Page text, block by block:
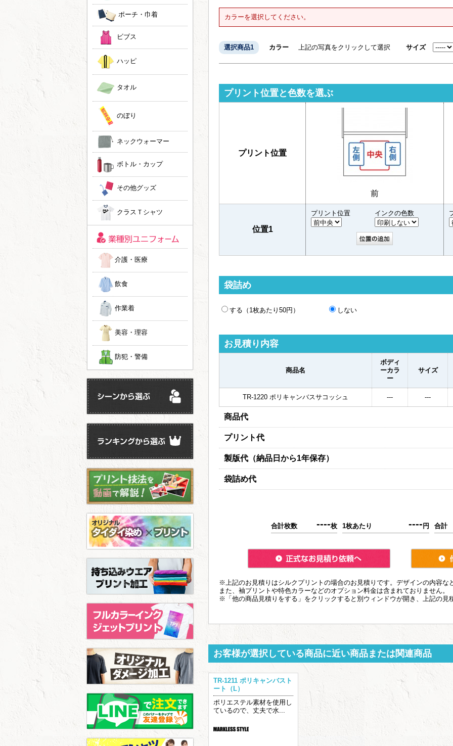
カラーを選択してください。
選択商品1 カラー 上記の写真をクリックして選択 サイズ
プリント位置と色数を選ぶ
プリント位置
前
位置1
プリント位置 インクの色数
袋詰め
する（1枚あたり50円） しない
お見積り内容
商品名
ボディ
ーカラ
ー
サイズ
TR-1220 ポリキャンバスサコッシュ --- ---
商品代
プリント代
製版代（納品日から1年保存）
袋詰め代
合計枚数 ----枚 1枚あたり ----円 合計
※上記のお見積りはシルクプリントの場合のお見積りです。デザインの内容な
また、袖プリントや特色カラーなどのオプション料金は含まれておりません。
※「他の商品見積りをする」をクリックすると別ウィンドウが開き、上記の見
お客様が選択している商品に近い商品または関連商品
TR-1211 ポリキャンバスト
ート（L）
ポリエステル素材を使用し
ているので、丈夫で水...
ポーチ・巾着
ビブス
ハッピ
タオル
のぼり
ネックウォーマー
ボトル・カップ
その他グッズ
クラスＴシャツ
介護・医療
飲食
作業着
美容・理容
防犯・警備